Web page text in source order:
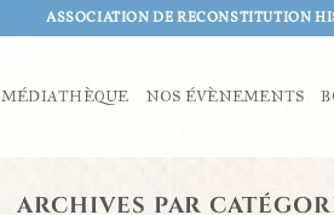
ASSOCIATION DE RECONSTITUTION
MÉDIATHÈQUE NOS ÉVÈNEMENTS
ARCHIVES PAR